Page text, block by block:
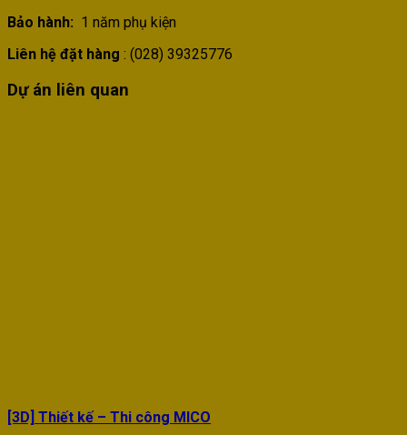
Bảo hành: 1 năm phụ kiện
Liên hệ đặt hàng : (028) 39325776
Dự án liên quan
[3D] Thiết kế – Thi công MICO